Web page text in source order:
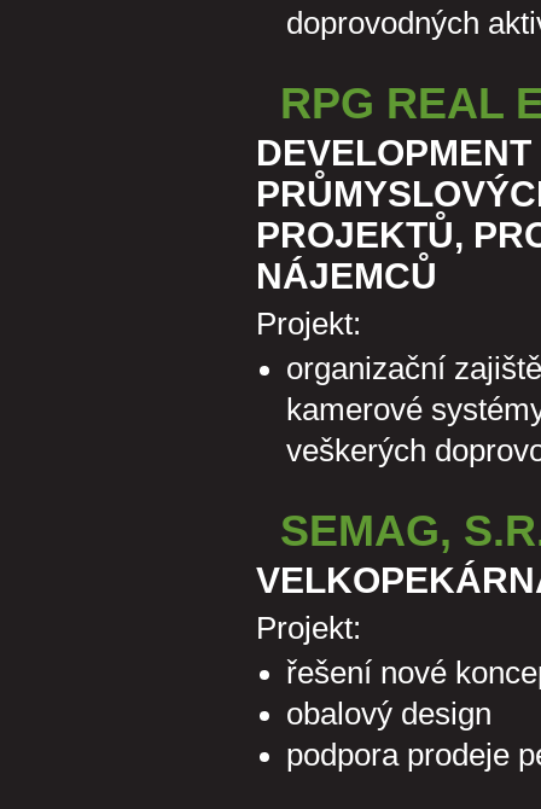
doprovodných
RPG REAL
PROJEKTŮ,
NÁJEMCŮ
Projekt:
organizační
kamerové
veškerých
SEMAG,
Projekt:
řešení nové
obalový design
podpora prodeje